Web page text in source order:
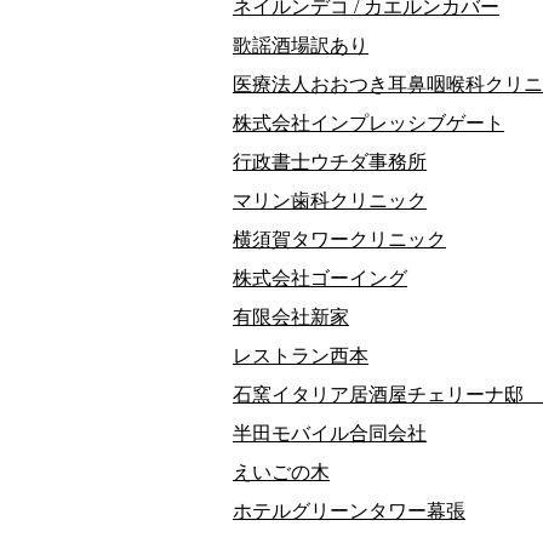
ネイルンデコ / カエルンカバー
歌謡酒場訳あり
医療法人おおつき耳鼻咽喉科クリ
株式会社インプレッシブゲート
行政書士ウチダ事務所
マリン歯科クリニック
横須賀タワークリニック
株式会社ゴーイング
有限会社新家
レストラン西本
石窯イタリア居酒屋チェリーナ邸
半田モバイル合同会社
えいごの木
ホテルグリーンタワー幕張